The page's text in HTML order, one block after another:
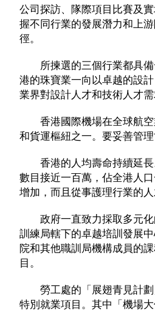
公司探訪、隊際項目比賽及
握不同行業的發展潛力和上
徑。
所揀選的三個行業都具備
港的珠寶業一向以卓越的設
業界對設計人才和技術人才
香港國際機場在全球航空
和貨運樞紐之一。要妥善管
香港的人均壽命持續延長
數目接近一百萬，佔全港人
增加，而且從事護理行業的
政府一直致力採取多元化
訓練局轄下的卓越培訓發展
院和其他職訓局機構成員的
目。
勞工處的「展翅青見計劃
特別就業項目。其中「機場